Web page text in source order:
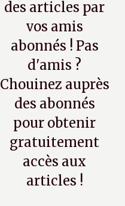
des articles par
vos amis
abonnés ! Pas
d'amis ?
Chouinez auprès
des abonnés
pour obtenir
gratuitement
accès aux
articles !